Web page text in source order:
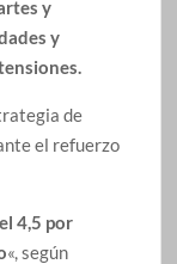
y
y
de
el refuerzo
4,5 por
«, según